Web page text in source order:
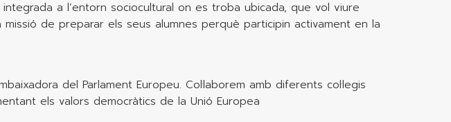
a l’entorn sociocultural on es troba ubicada, que vol viure
de preparar els seus alumnes perquè participin activament en la
del Parlament Europeu. Col·laborem amb diferents col·legis
els valors democràtics de la Unió Europea